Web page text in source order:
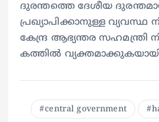
ദുരന്തത്തെ ദേശീയ
പ്രഖ്യാപിക്കാനുള്ള വ്യവസ്ഥ
കേന്ദ്ര ആഭ്യന്തര സഹമന്ത്രി
കത്തിൽ
central government